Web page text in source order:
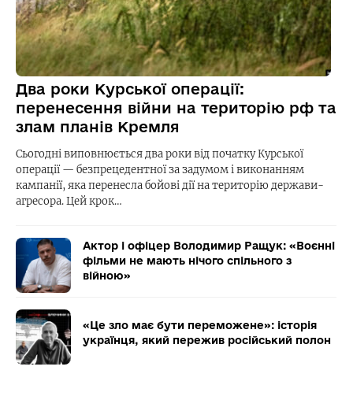
Два роки Курської операції:
перенесення війни на територію рф та
злам планів Кремля
Сьогодні виповнюється два роки від початку Курської
операції — безпрецедентної за задумом і виконанням
кампанії, яка перенесла бойові дії на територію держави-
агресора. Цей крок…
Актор і офіцер Володимир Ращук: «Воєнні
фільми не мають нічого спільного з
війною»
«Це зло має бути переможене»: історія
українця, який пережив російський полон